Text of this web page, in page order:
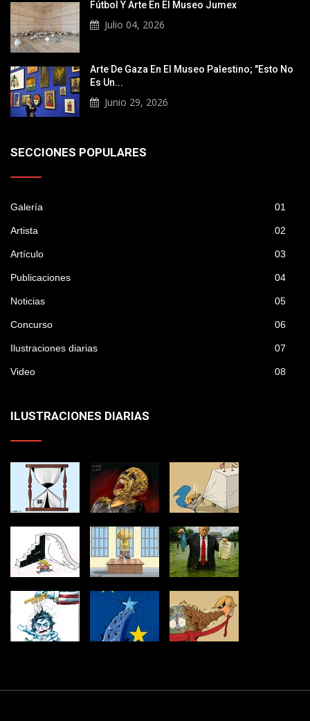
Fútbol Y Arte En El Museo Jumex
Julio 04, 2026
Arte De Gaza En El Museo Palestino; "Esto No
Es Un...
Junio 29, 2026
SECCIONES POPULARES
Galería 01
Artista 02
Artículo 03
Publicaciones 04
Noticias 05
Concurso 06
Ilustraciones diarias 07
Video 08
ILUSTRACIONES DIARIAS